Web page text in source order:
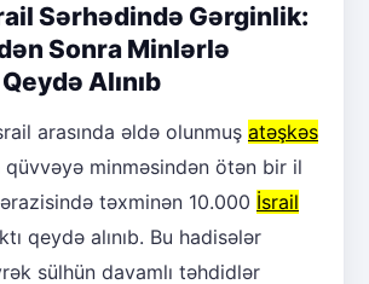
Sərhədində Gərginlik:
Sonra Minlərlə
Alınıb
arasında əldə olunmuş atəşkəs
qüvvəyə minməsindən ötən bir il
təxminən 10.000 İsrail
qeydə alınıb. Bu hadisələr
sülhün davamlı təhdidlər